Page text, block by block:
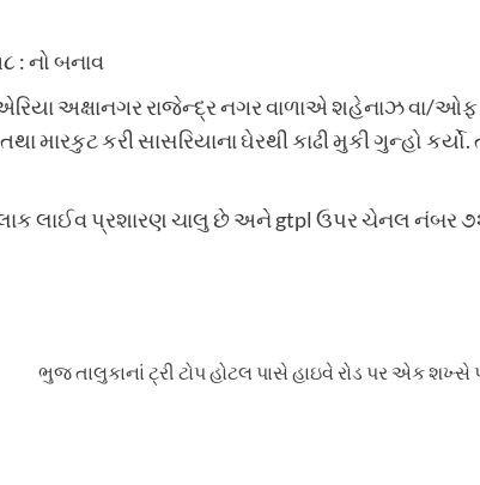
: નો બનાવ
અક્ષાનગર રાજેન્દ્ર નગર વાળાએ શહેનાઝ વા/
કરી સાસરિયાના ઘેરથી કાઢી મુકી ગુન્હો
લાઈવ પ્રશારણ ચાલુ છે અને gtpl ઉપર ચેનલ નંબર
ભુજ તાલુકાનાં ટ્રી ટોપ હોટલ પાસે હાઇવે રોડ પર એક શખ્સે